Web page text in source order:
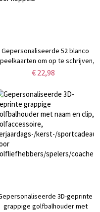
Gepersonaliseerde 52 blanco
om op te schrijven,
52 dingen die ik leuk vind aan jou,
jubileum-/Valentijnsdagcadeau
voor koppels
€ 22,98
3D-geprinte
grappige golfbalhouder met